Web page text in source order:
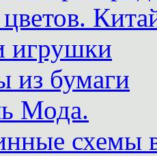
игрушки
из бумаги
Мода.
схемы